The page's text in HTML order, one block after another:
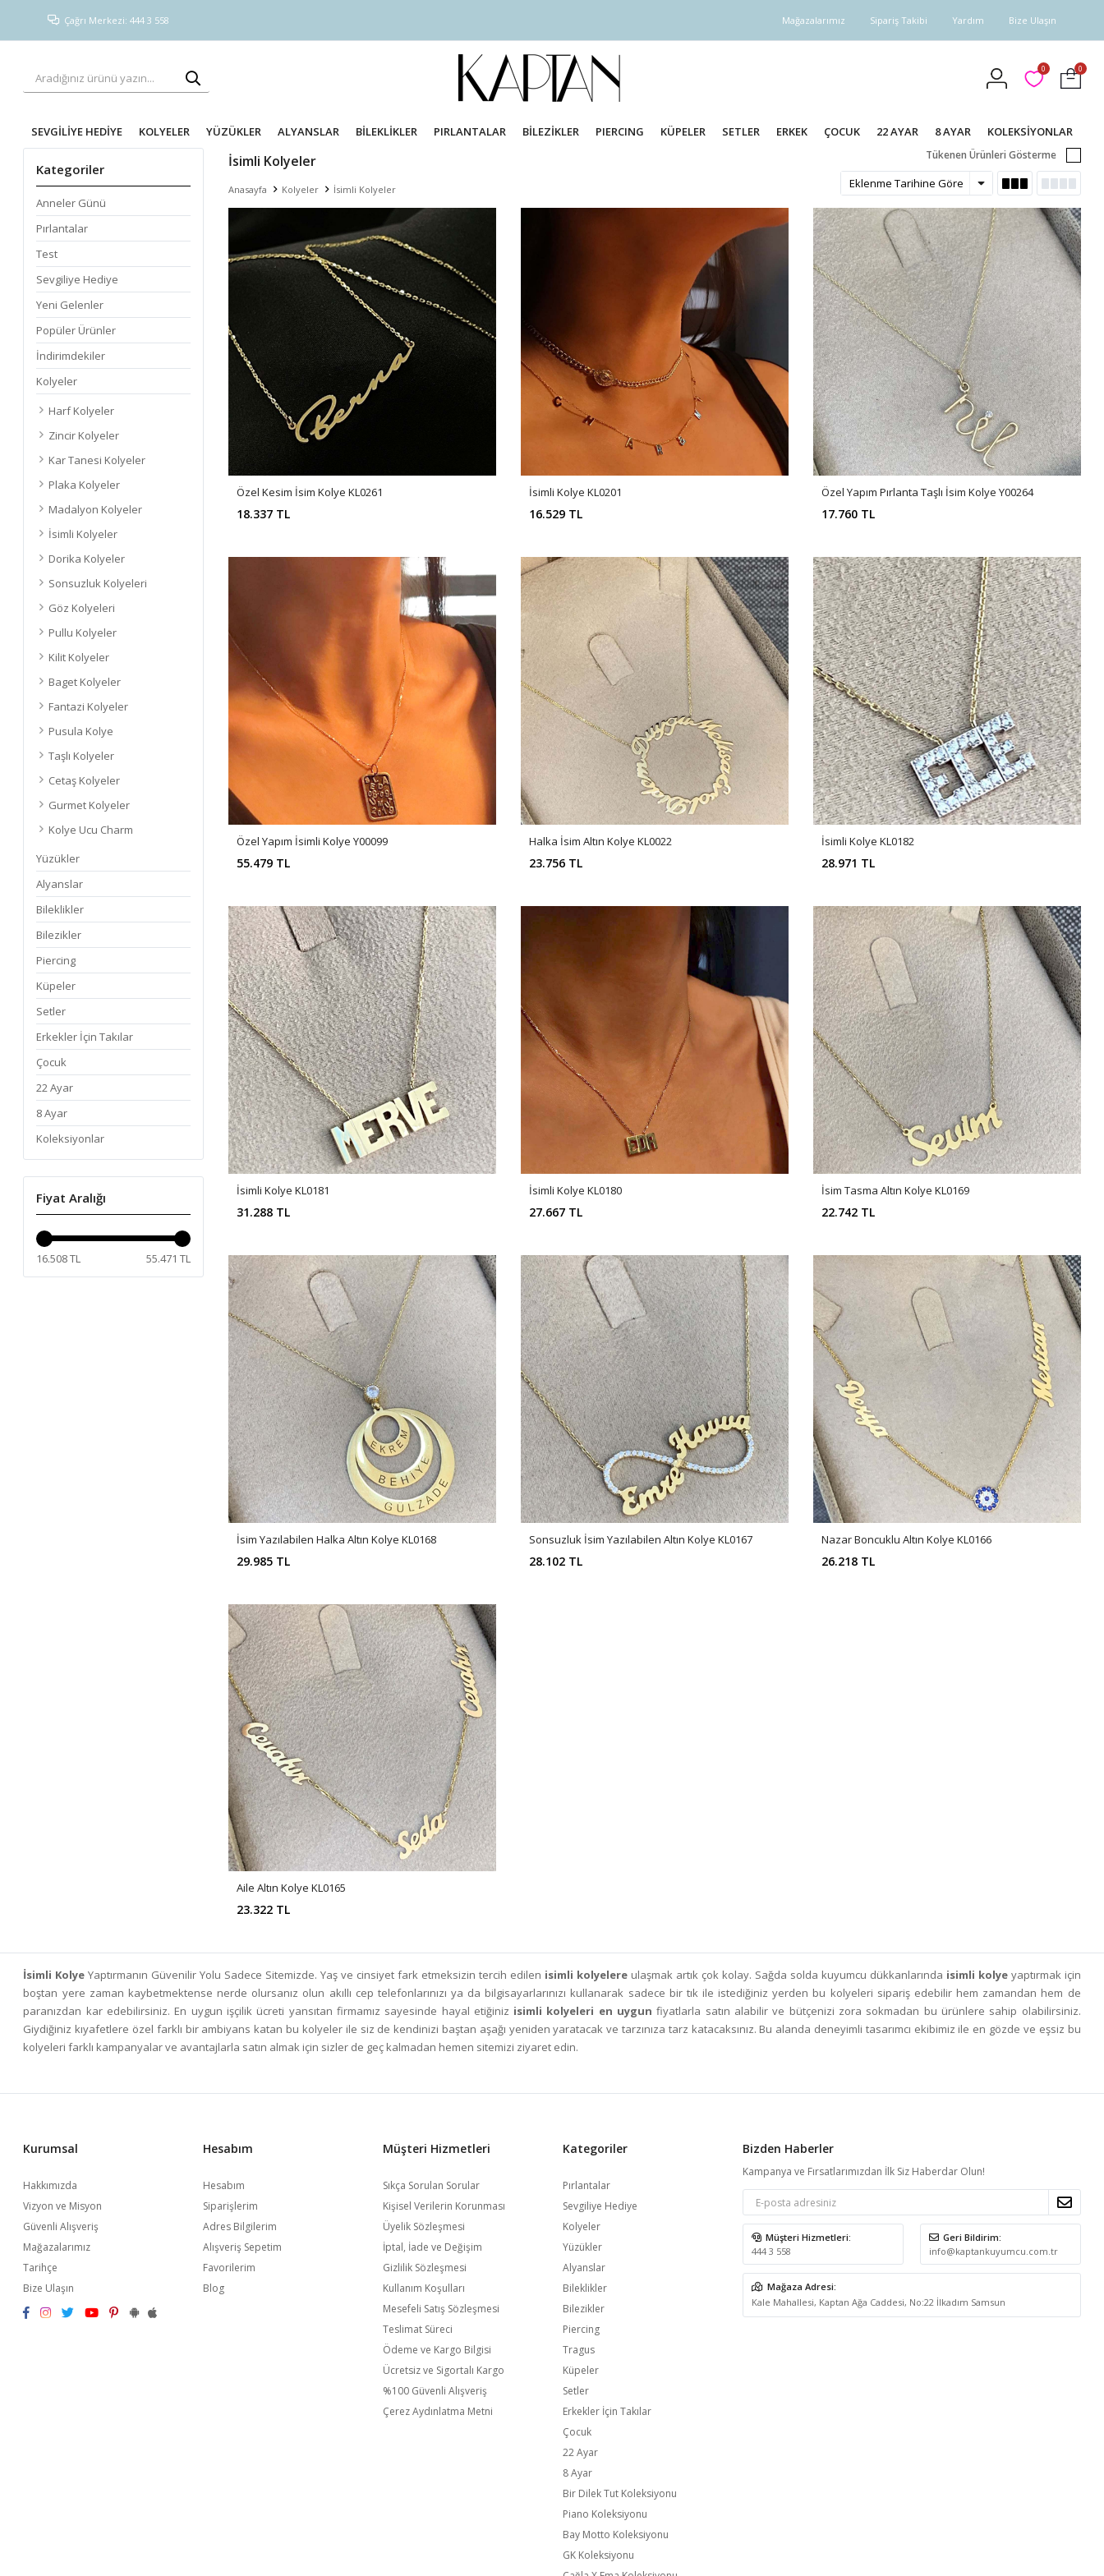
Çağrı Merkezi: 444 3 558 Mağazalarımız Sipariş Takibi Yardım Bize Ulaşın
0 0
SEVGİLİYE HEDİYE KOLYELER YÜZÜKLER ALYANSLAR BİLEKLİKLER PIRLANTALAR BİLEZİKLER PIERCING KÜPELER SETLER ERKEK ÇOCUK 22 AYAR 8 AYAR KOLEKSİYONLAR
Kategoriler
Anneler Günü
Pırlantalar
Test
Sevgiliye Hediye
Yeni Gelenler
Popüler Ürünler
İndirimdekiler
Kolyeler
Harf Kolyeler
Zincir Kolyeler
Kar Tanesi Kolyeler
Plaka Kolyeler
Madalyon Kolyeler
İsimli Kolyeler
Dorika Kolyeler
Sonsuzluk Kolyeleri
Göz Kolyeleri
Pullu Kolyeler
Kilit Kolyeler
Baget Kolyeler
Fantazi Kolyeler
Pusula Kolye
Taşlı Kolyeler
Cetaş Kolyeler
Gurmet Kolyeler
Kolye Ucu Charm
Yüzükler
Alyanslar
Bileklikler
Bilezikler
Piercing
Küpeler
Setler
Erkekler İçin Takılar
Çocuk
22 Ayar
8 Ayar
Koleksiyonlar
Fiyat Aralığı
16.508 TL 55.471 TL
İsimli Kolyeler
Anasayfa Kolyeler İsimli Kolyeler
Tükenen Ürünleri Gösterme
Özel Kesim İsim Kolye KL0261
18.337 TL
İsimli Kolye KL0201
16.529 TL
Özel Yapım Pırlanta Taşlı İsim Kolye Y00264
17.760 TL
Özel Yapım İsimli Kolye Y00099
55.479 TL
Halka İsim Altın Kolye KL0022
23.756 TL
İsimli Kolye KL0182
28.971 TL
İsimli Kolye KL0181
31.288 TL
İsimli Kolye KL0180
27.667 TL
İsim Tasma Altın Kolye KL0169
22.742 TL
İsim Yazılabilen Halka Altın Kolye KL0168
29.985 TL
Sonsuzluk İsim Yazılabilen Altın Kolye KL0167
28.102 TL
Nazar Boncuklu Altın Kolye KL0166
26.218 TL
Aile Altın Kolye KL0165
23.322 TL
İsimli KolyeYaptırmanın Güvenilir Yolu Sadece Sitemizde. Yaş ve cinsiyet fark etmeksizin tercih edilen isimli kolyelereulaşmak artık çok kolay. Sağda solda kuyumcu dükkanlarında isimli kolyeyaptırmak için
boştan yere zaman kaybetmektense nerde olursanız olun akıllı cep telefonlarınızı ya da bilgisayarlarınızı kullanarak sadece bir tık ile istediğiniz yerden bu kolyeleri sipariş edebilir hem zamandan hem de
paranızdan kar edebilirsiniz. En uygun işçilik ücreti yansıtan firmamız sayesinde hayal etiğiniz isimli kolyeleri en uygun fiyatlarla satın alabilir ve bütçenizi zora sokmadan bu ürünlere sahip olabilirsiniz.
Giydiğiniz kıyafetlere özel farklı bir ambiyans katan bu kolyeler ile siz de kendinizi baştan aşağı yeniden yaratacak ve tarzınıza tarz katacaksınız. Bu alanda deneyimli tasarımcı ekibimiz ile en gözde ve eşsiz bu
kolyeleri farklı kampanyalar ve avantajlarla satın almak için sizler de geç kalmadan hemen sitemizi ziyaret edin.
Kurumsal
Hakkımızda
Vizyon ve Misyon
Güvenli Alışveriş
Mağazalarımız
Tarihçe
Bize Ulaşın
Hesabım
Hesabım
Siparişlerim
Adres Bilgilerim
Alışveriş Sepetim
Favorilerim
Blog
Müşteri Hizmetleri
Sıkça Sorulan Sorular
Kişisel Verilerin Korunması
Üyelik Sözleşmesi
İptal, İade ve Değişim
Gizlilik Sözleşmesi
Kullanım Koşulları
Mesefeli Satış Sözleşmesi
Teslimat Süreci
Ödeme ve Kargo Bilgisi
Ücretsiz ve Sigortalı Kargo
%100 Güvenli Alışveriş
Çerez Aydınlatma Metni
Kategoriler
Pırlantalar
Sevgiliye Hediye
Kolyeler
Yüzükler
Alyanslar
Bileklikler
Bilezikler
Piercing
Tragus
Küpeler
Setler
Erkekler İçin Takılar
Çocuk
22 Ayar
8 Ayar
Bir Dilek Tut Koleksiyonu
Piano Koleksiyonu
Bay Motto Koleksiyonu
GK Koleksiyonu
Bizden Haberler
Kampanya ve Fırsatlarımızdan İlk Siz Haberdar Olun!
Müşteri Hizmetleri:
444 3 558
Geri Bildirim:
info@kaptankuyumcu.com.tr
Mağaza Adresi:
Kale Mahallesi, Kaptan Ağa Caddesi, No:22 İlkadım Samsun